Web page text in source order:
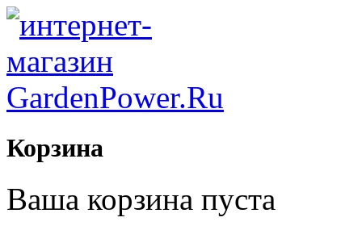
Корзина
Ваша корзина пуста